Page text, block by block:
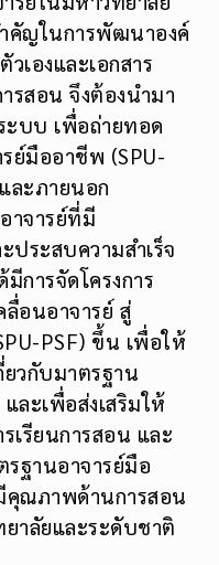
คัญในการพัฒนาองค์
เองและเอกสาร
รสอน จึงต้องนำมา
ะบบ เพื่อถ่ายทอด
ย์มืออาชีพ (SPU-
ละภายนอก
าจารย์ที่มี
ประสบความสำเร็จ
การจัดโครงการ
ลื่อนอาจารย์ สู่
PSF) ขึ้น เพื่อให้
ยวกับมาตรฐาน
ละเพื่อส่งเสริมให้
เรียนการสอน และ
ฐานอาจารย์มือ
ณภาพด้านการสอน
าลัยและระดับชาติ